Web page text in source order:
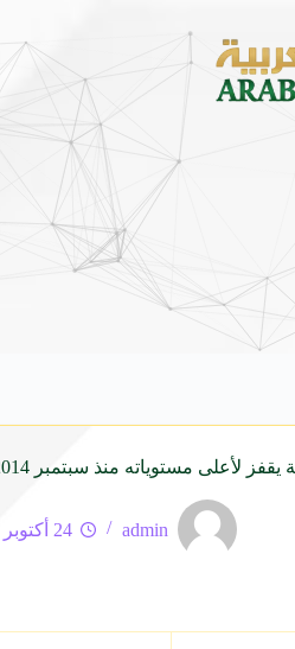
منذ سبتمبر 2014..وتوقعات بارتفاعه 30% | مجلة السياحة العربية
admin 24 أكتوبر 2017